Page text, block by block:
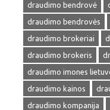
draudimo bendrovė
draudimo bendrovės
draudimo brokeriai
draudimo brokeris
draudimo imones
draudimo kainos
draudimo kompanija